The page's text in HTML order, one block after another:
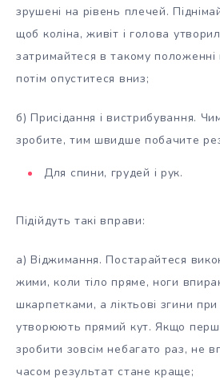
зрушені на рівень плечей.
щоб коліна, живіт і голова
затримайтеся в такому положенні
потім опуститеся вниз;
б) Присідання і вистрибування.
зробите, тим швидше побачите
Для спини, грудей і рук.
Підійдуть такі вправи:
а) Віджимання. Постарайтеся
жими, коли тіло пряме, ноги
шкарпетками, а ліктьові згини при
утворюють прямий кут. Якщо
зробити зовсім небагато раз, не
часом результат стане краще;